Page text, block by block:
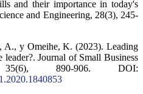
and their importance in today's
and Engineering, 28(3), 245-
A., y Omeihe, K. (2023). Leading
Journal of Small Business
35(6), 890-906. DOI: